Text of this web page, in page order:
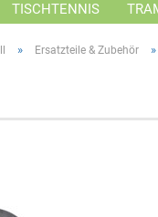
TISCHTENNIS
» Ersatzteile & Zubehör »